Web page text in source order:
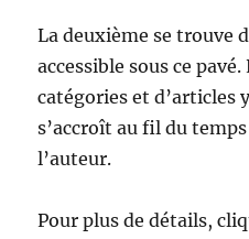
La deuxième se trouve
accessible sous ce
catégories et d’articles
s’accroît au fil du
l’auteur.
Pour plus de détails,